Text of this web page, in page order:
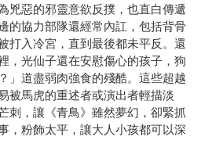
兇惡的邪靈意欲反撲，也直白傳遞
的協力部隊還經常內訌，包括背骨
打入冷宮，直到最後都未平反。還
，光仙子還在安慰傷心的孩子，狗
」道盡弱肉強食的殘酷。這些超越
被馬虎的重述者或演出者輕描淡
刺，讓《青鳥》雖然夢幻，卻緊抓
，粉飾太平，讓大人小孩都可以深